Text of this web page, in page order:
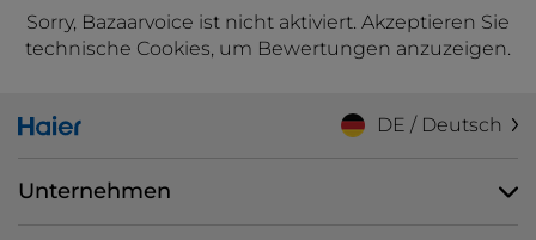
Sorry, Bazaarvoice ist nicht aktiviert. Akzeptieren Sie
technische Cookies, um Bewertungen anzuzeigen.
DE / Deutsch
Unternehmen